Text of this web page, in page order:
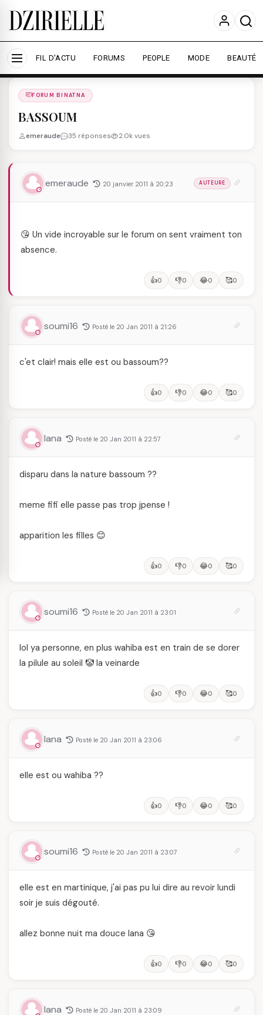
Nous utilisons des cookies pour améliorer votre
expérience et mesurer l'audience.
En savoir plus
Accepter tout Personnaliser
FIL D'ACTU FORUMS PEOPLE MODE BEAUTÉ
Forums
FORUM BINATNA
BASSOUM
emeraude 35 réponses 2.0k vues
emeraude 20 janvier 2011 à 20:23 AUTEURE
😘 Un vide incroyable sur le forum on sent vraiment ton
absence.
👍0 👎0 😂0 🥰0
soumi16 Posté le 20 Jan 2011 à 21:26
c'et clair! mais elle est ou bassoum??
👍0 👎0 😂0 🥰0
lana Posté le 20 Jan 2011 à 22:57
disparu dans la nature bassoum ??
meme fifi elle passe pas trop jpense !
apparition les filles 😊
👍0 👎0 😂0 🥰0
soumi16 Posté le 20 Jan 2011 à 23:01
lol ya personne, en plus wahiba est en train de se dorer
la pilule au soleil 🤡 la veinarde
👍0 👎0 😂0 🥰0
lana Posté le 20 Jan 2011 à 23:06
elle est ou wahiba ??
👍0 👎0 😂0 🥰0
soumi16 Posté le 20 Jan 2011 à 23:07
elle est en martinique, j'ai pas pu lui dire au revoir lundi
soir je suis dégouté.
allez bonne nuit ma douce lana 😘
👍0 👎0 😂0 🥰0
lana Posté le 20 Jan 2011 à 23:09